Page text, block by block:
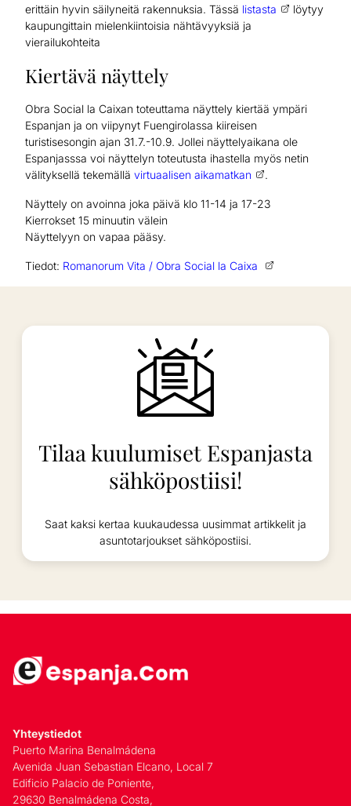
erittäin hyvin säilyneitä rakennuksia. Tässä listasta
löytyy
kaupungittain mielenkiintoisia nähtävyyksiä ja
vierailukohteita
Kiertävä näyttely
Obra Social la Caixan toteuttama näyttely kiertää ympäri
Espanjan ja on viipynyt Fuengirolassa kiireisen
turistisesongin ajan 31.7.-10.9. Jollei näyttelyaikana ole
Espanjasssa voi näyttelyn toteutusta ihastella myös netin
välityksellä tekemällä virtuaalisen aikamatkan .
Näyttely on avoinna joka päivä klo 11-14 ja 17-23
Kierrokset 15 minuutin välein
Näyttelyyn on vapaa pääsy.
Tiedot: Romanorum Vita / Obra Social la Caixa
Tilaa kuulumiset Espanjasta
sähköpostiisi!
Saat kaksi kertaa kuukaudessa uusimmat artikkelit ja
asuntotarjoukset sähköpostiisi.
Yhteystiedot
Puerto Marina Benalmádena
Avenida Juan Sebastian Elcano, Local 7
Edificio Palacio de Poniente,
29630 Benalmádena Costa,